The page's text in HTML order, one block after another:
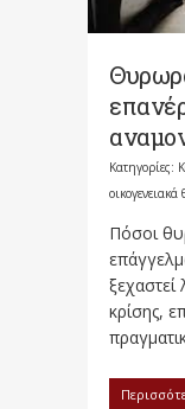
Κατηγορίες:
οικογενειακά
Πόσοι
ξεχαστεί
κρίσης,